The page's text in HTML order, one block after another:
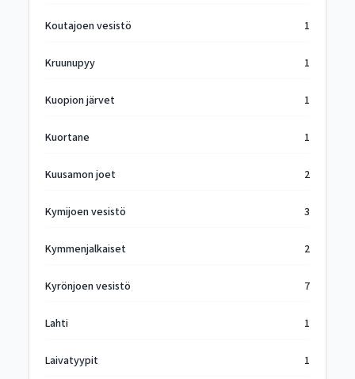
Koutajoen vesistö 1
Kruunupyy 1
Kuopion järvet 1
Kuortane 1
Kuusamon joet 2
Kymijoen vesistö 3
Kymmenjalkaiset 2
Kyrönjoen vesistö 7
Lahti 1
Laivatyypit 1